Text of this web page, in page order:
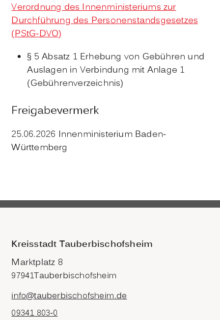
Verordnung des Innenministeriums zur
Durchführung des Personenstandsgesetzes
(PStG-DVO)
§ 5 Absatz 1 Erhebung von Gebühren und
Auslagen in Verbindung mit Anlage 1
(Gebührenverzeichnis)
Freigabevermerk
25.06.2026 Innenministerium Baden-
Württemberg
Kreisstadt Tauberbischofsheim
Marktplatz 8
97941Tauberbischofsheim
info@tauberbischofsheim.de
09341 803-0